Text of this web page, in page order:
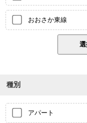
おおさか東線
種別
アパート